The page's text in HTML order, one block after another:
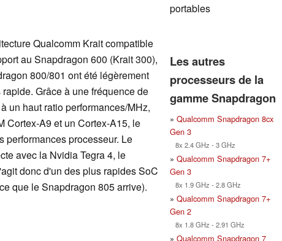
Qualcomm Krait compatible
au Snapdragon 600 (Krait 300),
800/801 ont été légèrement
Grâce à une fréquence de
un haut ratio performances/MHz,
Cortex-A9 et un Cortex-A15, le
performances processeur. Le
avec la Nvidia Tegra 4, le
donc d'un des plus rapides SoC
que le Snapdragon 805 arrive).
portables
Les autres
processeurs de la
gamme Snapdragon
» Qualcomm Snapdragon 8cx
Gen 3
8x 2.4 GHz - 3 GHz
» Qualcomm Snapdragon 7+
Gen 3
8x 1.9 GHz - 2.8 GHz
» Qualcomm Snapdragon 7+
Gen 2
8x 1.8 GHz - 2.91 GHz
» Qualcomm Snapdragon 7